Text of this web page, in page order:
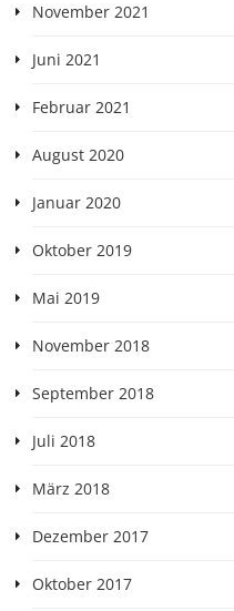
November 2021
Juni 2021
Februar 2021
August 2020
Januar 2020
Oktober 2019
Mai 2019
November 2018
September 2018
Juli 2018
März 2018
Dezember 2017
Oktober 2017